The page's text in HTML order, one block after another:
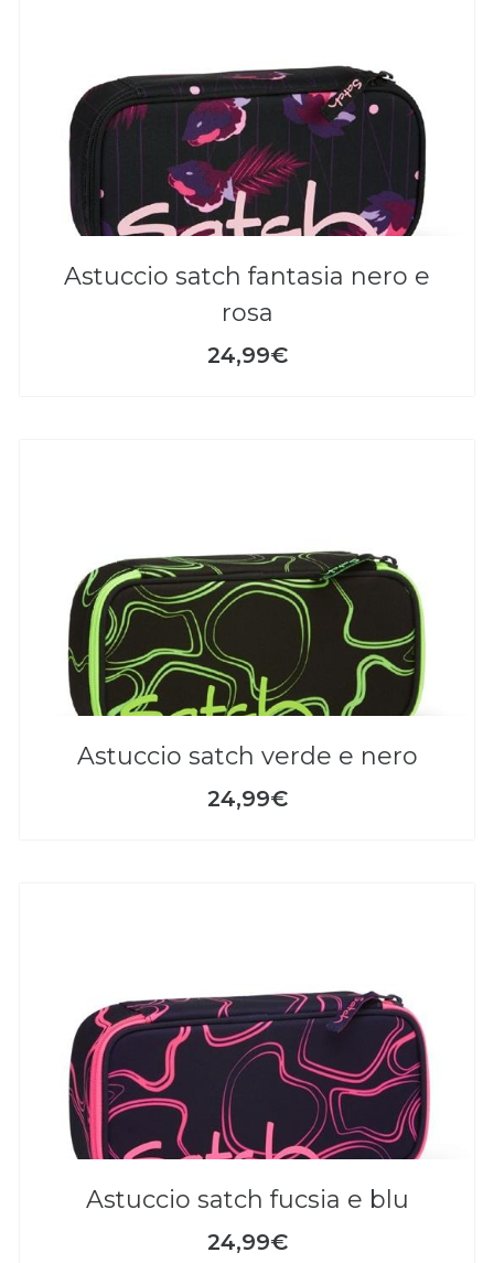
astuccio satch fantasia nero e
rosa
24,99€
astuccio satch verde e nero
24,99€
astuccio satch fucsia e blu
24,99€